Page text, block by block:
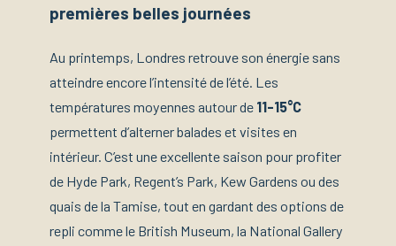
premières belles journées
Au printemps, Londres retrouve son énergie sans
atteindre encore l’intensité de l’été. Les
températures moyennes autour de 11-15°C
permettent d’alterner balades et visites en
intérieur. C’est une excellente saison pour profiter
de Hyde Park, Regent’s Park, Kew Gardens ou des
quais de la Tamise, tout en gardant des options de
repli comme le British Museum, la National Gallery